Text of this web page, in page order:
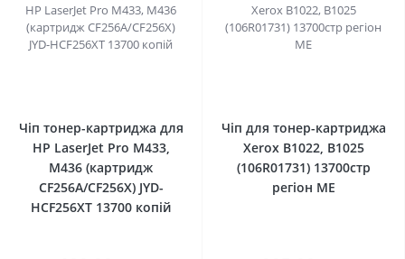
Чіп тонер-картриджа для
HP LaserJet Pro M433,
M436 (картридж
CF256A/CF256X) JYD-
HCF256XT 13700 копій
Чіп для тонер-картриджа
Xerox B1022, B1025
(106R01731) 13700стр
регіон ME